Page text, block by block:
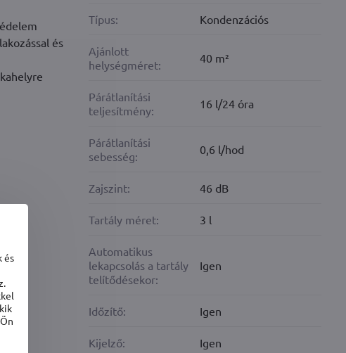
és
Típus: Kondenzációs
Ajánlott
helységméret:
40 m²
Párátlanítási
teljesítmény:
16 l/24 óra
Párátlanítási
sebesség:
0,6 l/hod
Zajszint: 46 dB
Tartály méret: 3 l
Automatikus
lekapcsolás a tartály
telítődésekor:
Igen
Időzítő: Igen
Kijelző: Igen
és